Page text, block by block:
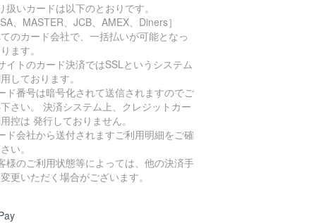
扱いカードは以下のとおりです。
、MASTER、JCB、AMEX、Diners］
のカード会社で、一括払いが可能となっ
ます。
イトのカード決済ではSSLというシステム
しております。
ド番号は暗号化されて送信されますのでご
さい。 決済システム上、クレジットカー
用控は 発行しておりません。
ド会社から送付されますご利用明細をご確
い。
様のご利用状態等によっては、他の決済手
更いただく場合がございます。